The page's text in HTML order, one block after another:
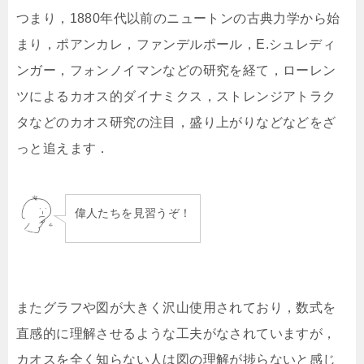
つまり，1880年代以前のニュートンの古典力学から始
まり，ポアンカレ，ファンデルポール，E.シュレディ
ンガー，フォンノイマンなどの研究を経て，ローレン
ツによるカオス的ダイナミクス，ストレンジアトラク
タなどのカオス研究の注目，盛り上がりなどなどをざ
っと追えます．
偉人たちを見習うぞ！
またグラフや図が大きく沢山使用されており，数式を
直感的に理解させるような工夫がなされていますが，
カオスを全く知らない人は図の理解が捗らないと感じ